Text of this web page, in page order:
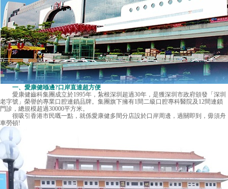
一、愛康健喺邊?口岸直達超方便
愛康健齒科集團成立於1995年，紮根深圳超過30年，是獲深圳市政府頒發「深圳
老字號」榮譽的專業口腔連鎖品牌。集團旗下擁有1間二級口腔專科醫院及12間連鎖
門診，總規模超過30000平方米。
很吸引香港市民嘅一點，就係愛康健多間分店設於口岸周邊，過關即到，毋須舟
車勞頓!